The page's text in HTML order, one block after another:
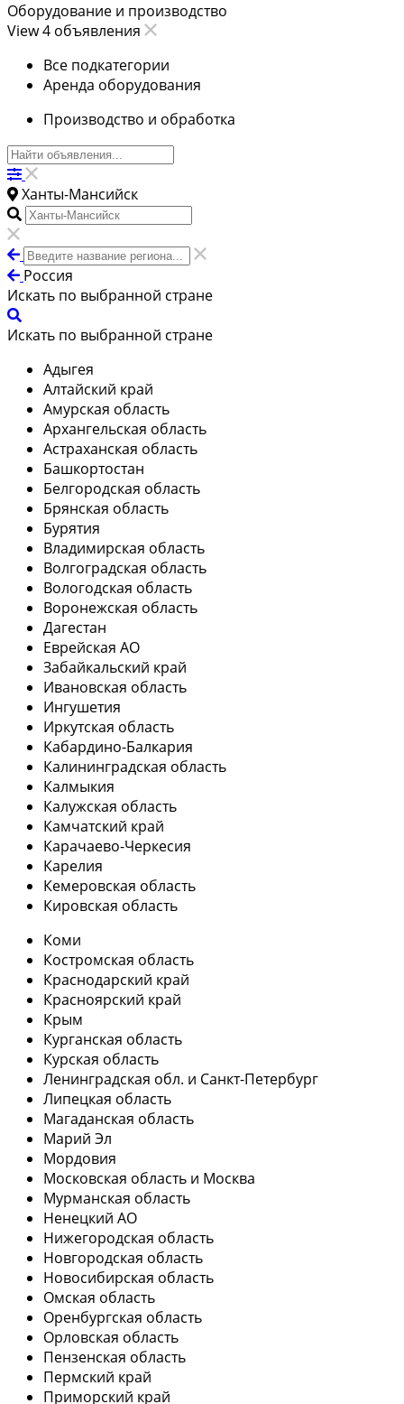
Оборудование и производство
View 4 объявления
Все подкатегории
Аренда оборудования
Производство и обработка
Ханты-Мансийск
Россия
Искать по выбранной стране
Искать по выбранной стране
Адыгея
Алтайский край
Амурская область
Архангельская область
Астраханская область
Башкортостан
Белгородская область
Брянская область
Бурятия
Владимирская область
Волгоградская область
Вологодская область
Воронежская область
Дагестан
Еврейская АО
Забайкальский край
Ивановская область
Ингушетия
Иркутская область
Кабардино-Балкария
Калининградская область
Калмыкия
Калужская область
Камчатский край
Карачаево-Черкесия
Карелия
Кемеровская область
Кировская область
Коми
Костромская область
Краснодарский край
Красноярский край
Крым
Курганская область
Курская область
Ленинградская обл. и Санкт-Петербург
Липецкая область
Магаданская область
Марий Эл
Мордовия
Московская область и Москва
Мурманская область
Ненецкий АО
Нижегородская область
Новгородская область
Новосибирская область
Омская область
Оренбургская область
Орловская область
Пензенская область
Пермский край
Приморский край